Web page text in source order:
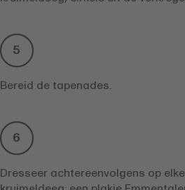
Bereid de tapenades.
Dresseer achtereenvolgens op